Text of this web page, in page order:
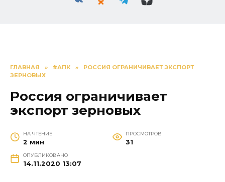
ГЛАВНАЯ » #АПК »
РОССИЯ ОГРАНИЧИВАЕТ ЭКСПОРТ
ЗЕРНОВЫХ
Россия ограничивает
экспорт зерновых
НА ЧТЕНИЕ
2 мин
ПРОСМОТРОВ
31
ОПУБЛИКОВАНО
14.11.2020 13:07